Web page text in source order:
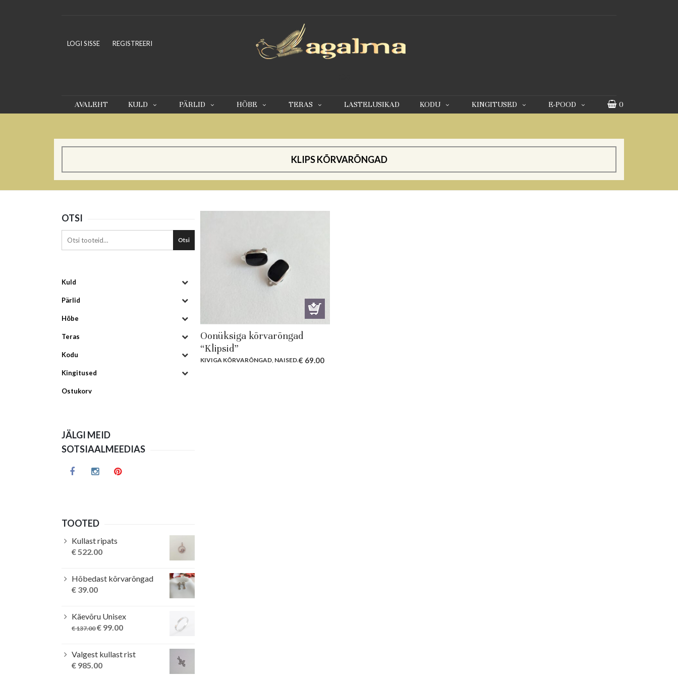
LOGI SISSE REGISTREERI
AVALEHT KULD PÄRLID HÕBE TERAS LASTELUSIKAD KODU KINGITUSED E-POOD 0
KLIPS KÕRVARÕNGAD
Oonüksiga kõrvarõngad
“Klipsid”
KIVIGA KÕRVARÕNGAD, NAISED.€ 69.00
OTSI
Otsi
Kuld
Pärlid
Hõbe
Teras
Kodu
Kingitused
Ostukorv
JÄLGI MEID
SOTSIAALMEEDIAS
TOOTED
Kullast ripats
€522.00
Hõbedast kõrvarõngad
€ 39.00
Käevõru Unisex
€137.00 Original
€ 137.00.
€ 99.00Current
€ 99.00.
Valgest kullast rist
€ 985.00